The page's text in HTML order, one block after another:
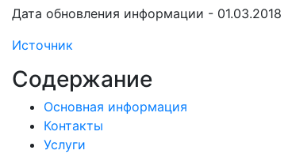
Дата обновления информации - 01.03.2018
Источник
Содержание
Основная информация
Контакты
Услуги